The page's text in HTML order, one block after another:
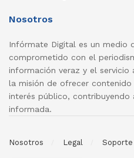
Nosotros
Infórmate Digital es un medio
comprometido con el
información veraz y el servicio
la misión de ofrecer
interés público, contribuyendo
informada.
Nosotros Legal Soporte